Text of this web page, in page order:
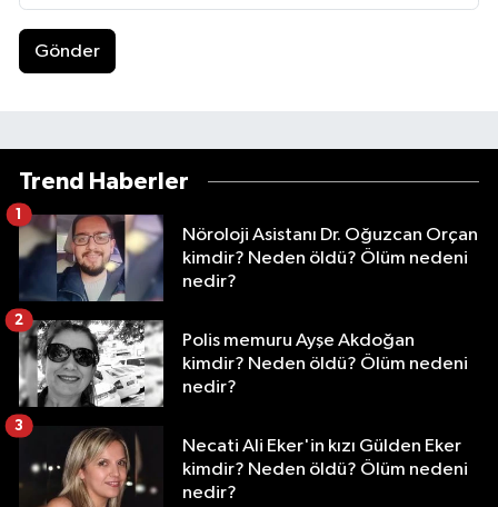
Gönder
Trend Haberler
Nöroloji Asistanı Dr. Oğuzcan Orçan
kimdir? Neden öldü? Ölüm nedeni
nedir?
1
Polis memuru Ayşe Akdoğan
kimdir? Neden öldü? Ölüm nedeni
nedir?
2
Necati Ali Eker'in kızı Gülden Eker
kimdir? Neden öldü? Ölüm nedeni
nedir?
3